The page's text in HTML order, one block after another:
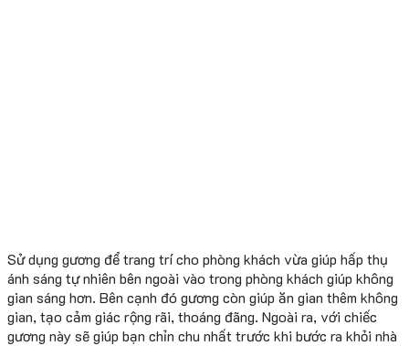
Sử dụng gương để trang trí cho phòng khách vừa giúp hấp thụ
ánh sáng tự nhiên bên ngoài vào trong phòng khách giúp không
gian sáng hơn. Bên cạnh đó gương còn giúp ăn gian thêm không
gian, tạo cảm giác rộng rãi, thoáng đãng. Ngoài ra, với chiếc
gương này sẽ giúp bạn chỉn chu nhất trước khi bước ra khỏi nhà